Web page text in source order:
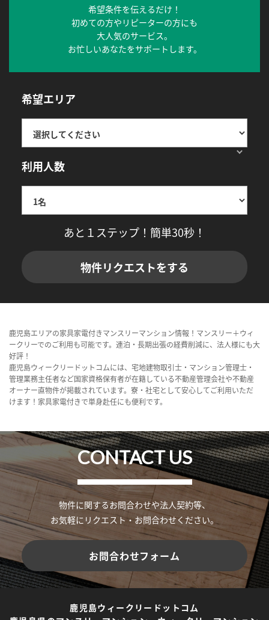
希望条件を伝えるだけ！
初めての方やリピーターの方にも
大人気のサービス。
お忙しいあなたをサポートします。
希望エリア
利用人数
あと１ステップ！簡単30秒！
物件リクエストをする
鹿児島エリアの家具家電付きマンスリーマンション情報！マンスリー＋ウィ
ークリーでのご利用も可能です。連泊・長期出張の経費削減に、法人様にも大
好評！
鹿児島ウィークリードットコムには、宅地建物取引士・マンション管理士・
管理業務主任者など国家資格保有者が在籍している不動産管理会社や不動産
オーナー直物件が掲載されています。寮・社宅として安心してご利用いただ
けます！家具家電付きで単身赴任にも便利です。
CONTACT US
物件に関するお問合わせや法人契約等、
お気軽にリクエスト・お問合わせください。
お問合わせフォーム
鹿児島ウィークリードットコム